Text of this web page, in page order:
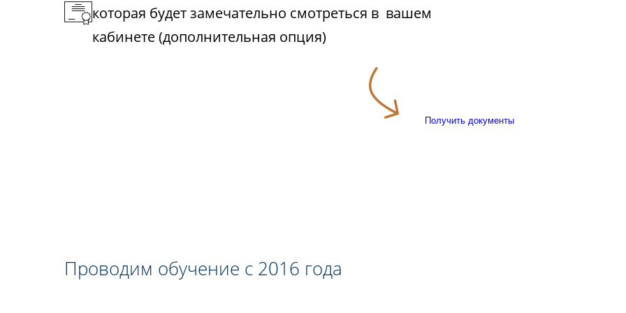
которая будет замечательно смотреться в вашем
кабинете (дополнительная опция)
Получить документы
Проводим обучение с 2016 года